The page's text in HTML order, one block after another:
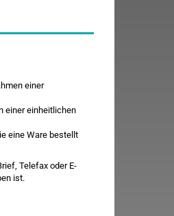
einer
einer einheitlichen
eine Ware bestellt
Telefax oder E-
ist.